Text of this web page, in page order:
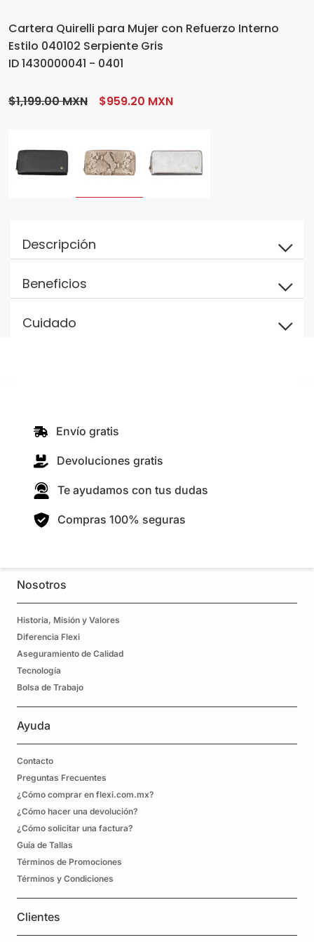
Cartera Quirelli para Mujer con Refuerzo Interno
Estilo 040102 Serpiente Gris
ID 1430000041 - 0401
$1,199.00 MXN $959.20 MXN
Descripción
Beneficios
Cuidado
Envío gratis
Devoluciones gratis
Te ayudamos con tus dudas
Compras 100% seguras
Nosotros
Historia, Misión y Valores
Diferencia Flexi
Aseguramiento de Calidad
Tecnología
Bolsa de Trabajo
Ayuda
Contacto
Preguntas Frecuentes
¿Cómo comprar en flexi.com.mx?
¿Cómo hacer una devolución?
¿Cómo solicitar una factura?
Guía de Tallas
Términos de Promociones
Términos y Condiciones
Clientes